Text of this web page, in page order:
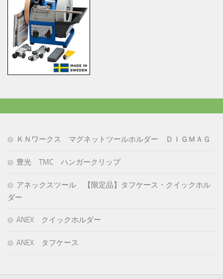
ＫＮワークス マグネットツールホルダー ＤＩＧＭＡＧ
豊光 TMC ハンガークリップ
アネックスツール 【限定品】タフケース・クイックホル
ダー
ANEX クイックホルダー
ANEX タフケース